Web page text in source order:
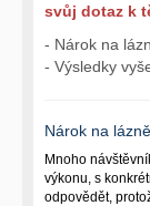
svůj dotaz k
- Nárok na
- Výsledky
Nárok na lázně
Mnoho
výkonu, s
odpovědět,